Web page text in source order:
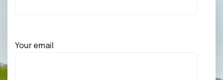
Your email